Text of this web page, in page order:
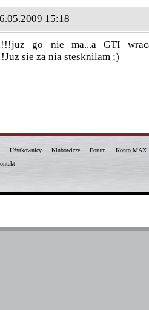
15:18
go nie ma...a GTI
sie za nia stesknilam ;)
Użytkownicy Klubowicze Forum
Konto MAX